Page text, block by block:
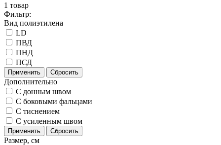
1 товар
Фильтр:
Вид полиэтилена
LD
ПВД
ПНД
ПСД
Применить Сбросить
Дополнительно
C донным швом
С боковыми фальцами
С тиснением
С усиленным швом
Применить Сбросить
Размер, см